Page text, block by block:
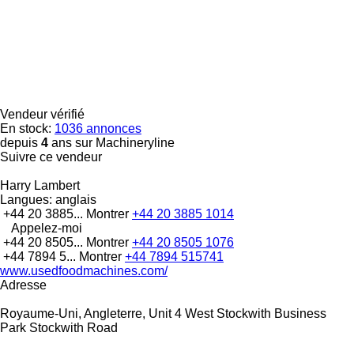
Vendeur vérifié
En stock: 1036 annonces
depuis 4 ans sur Machineryline
Suivre ce vendeur
Harry Lambert
Langues: anglais
+44 20 3885... Montrer +44 20 3885 1014
Appelez-moi
+44 20 8505... Montrer +44 20 8505 1076
+44 7894 5... Montrer +44 7894 515741
www.usedfoodmachines.com/
Adresse
Royaume-Uni, Angleterre, Unit 4 West Stockwith Business
Park Stockwith Road